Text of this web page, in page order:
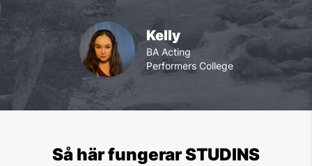
Kelly
BA Acting
Performers College
Så här fungerar STUDINS